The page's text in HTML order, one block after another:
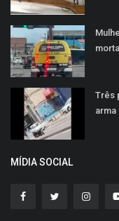
morta
Três
arma
MÍDIA SOCIAL